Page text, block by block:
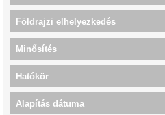
Földrajzi elhelyezkedés
Minősítés
Hatókör
Alapítás dátuma